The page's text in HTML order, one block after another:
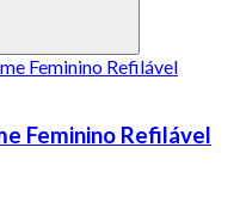
Feminino Refilável